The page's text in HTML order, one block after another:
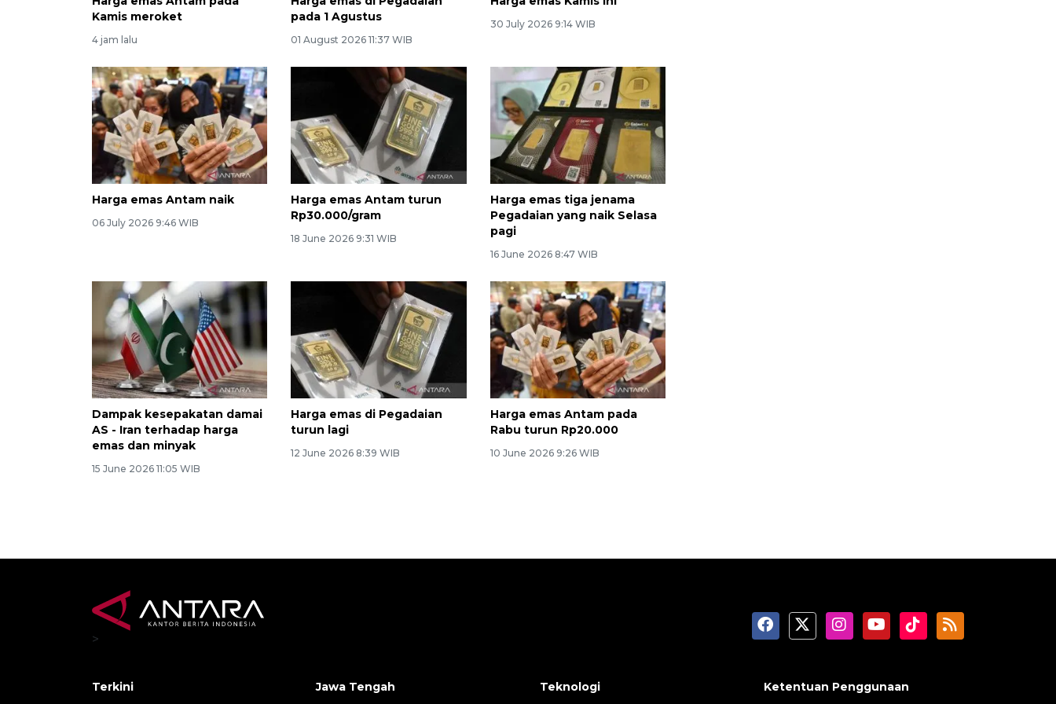
Kamis meroket
4 jam lalu
pada 1 Agustus
01 August 2026 11:37 WIB
30 July 2026 9:14 WIB
Harga emas Antam naik
06 July 2026 9:46 WIB
Harga emas Antam turun
Rp30.000/gram
18 June 2026 9:31 WIB
Harga emas tiga jenama
Pegadaian yang naik Selasa
pagi
16 June 2026 8:47 WIB
Dampak kesepakatan damai
AS - Iran terhadap harga
emas dan minyak
15 June 2026 11:05 WIB
Harga emas di Pegadaian
turun lagi
12 June 2026 8:39 WIB
Harga emas Antam pada
Rabu turun Rp20.000
10 June 2026 9:26 WIB
>
Terkini Jawa Tengah Teknologi Ketentuan Penggunaan